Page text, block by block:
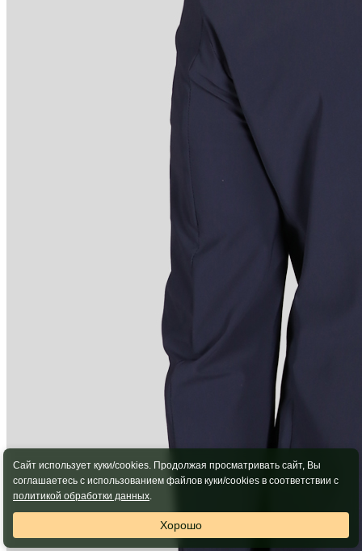
Сайт использует куки/cookies. Продолжая просматривать сайт, Вы
соглашаетесь с использованием файлов куки/cookies в соответствии с
политикой обработки данных.
Хорошо